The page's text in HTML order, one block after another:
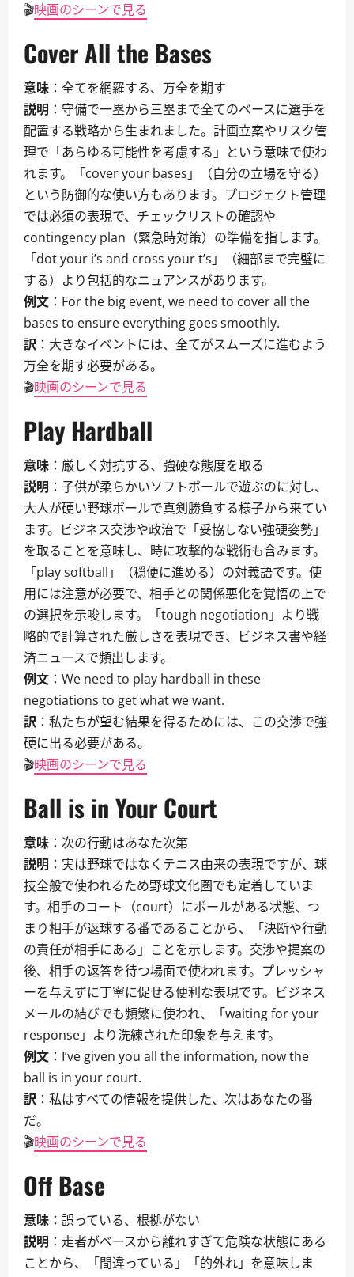
🎬映画のシーンで見る
Cover All the Bases
意味 ：全てを網羅する、万全を期す
説明 ：守備で一塁から三塁まで全てのベースに選手を
配置する戦略から生まれました。計画立案やリスク管
理で「あらゆる可能性を考慮する」という意味で使わ
れます。「cover your bases」（自分の立場を守る）
という防御的な使い方もあります。プロジェクト管理
では必須の表現で、チェックリストの確認や
contingency plan（緊急時対策）の準備を指します。
「dot your i’s and cross your t’s」（細部まで完璧に
する）より包括的なニュアンスがあります。
例文 ：For the big event, we need to cover all the
bases to ensure everything goes smoothly.
訳 ：大きなイベントには、全てがスムーズに進むよう
万全を期す必要がある。
🎬映画のシーンで見る
Play Hardball
意味 ：厳しく対抗する、強硬な態度を取る
説明 ：子供が柔らかいソフトボールで遊ぶのに対し、
大人が硬い野球ボールで真剣勝負する様子から来てい
ます。ビジネス交渉や政治で「妥協しない強硬姿勢」
を取ることを意味し、時に攻撃的な戦術も含みます。
「play softball」（穏便に進める）の対義語です。使
用には注意が必要で、相手との関係悪化を覚悟の上で
の選択を示唆します。「tough negotiation」より戦
略的で計算された厳しさを表現でき、ビジネス書や経
済ニュースで頻出します。
例文 ：We need to play hardball in these
negotiations to get what we want.
訳 ：私たちが望む結果を得るためには、この交渉で強
硬に出る必要がある。
🎬映画のシーンで見る
Ball is in Your Court
意味 ：次の行動はあなた次第
説明 ：実は野球ではなくテニス由来の表現ですが、球
技全般で使われるため野球文化圏でも定着していま
す。相手のコート（court）にボールがある状態、つ
まり相手が返球する番であることから、「決断や行動
の責任が相手にある」ことを示します。交渉や提案の
後、相手の返答を待つ場面で使われます。プレッシャ
ーを与えずに丁寧に促せる便利な表現です。ビジネス
メールの結びでも頻繁に使われ、「waiting for your
response」より洗練された印象を与えます。
例文 ：I’ve given you all the information, now the
ball is in your court.
訳 ：私はすべての情報を提供した、次はあなたの番
だ。
🎬映画のシーンで見る
Off Base
意味 ：誤っている、根拠がない
説明 ：走者がベースから離れすぎて危険な状態にある
ことから、「間違っている」「的外れ」を意味しま